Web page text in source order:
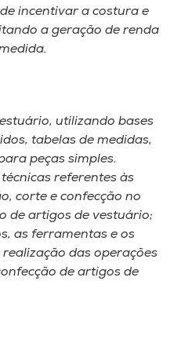
incentivar a costura e
a geração de renda
utilizando bases
tabelas de medidas,
peças simples.
referentes às
corte e confecção no
de artigos de vestuário;
as ferramentas e os
das operações
de artigos de